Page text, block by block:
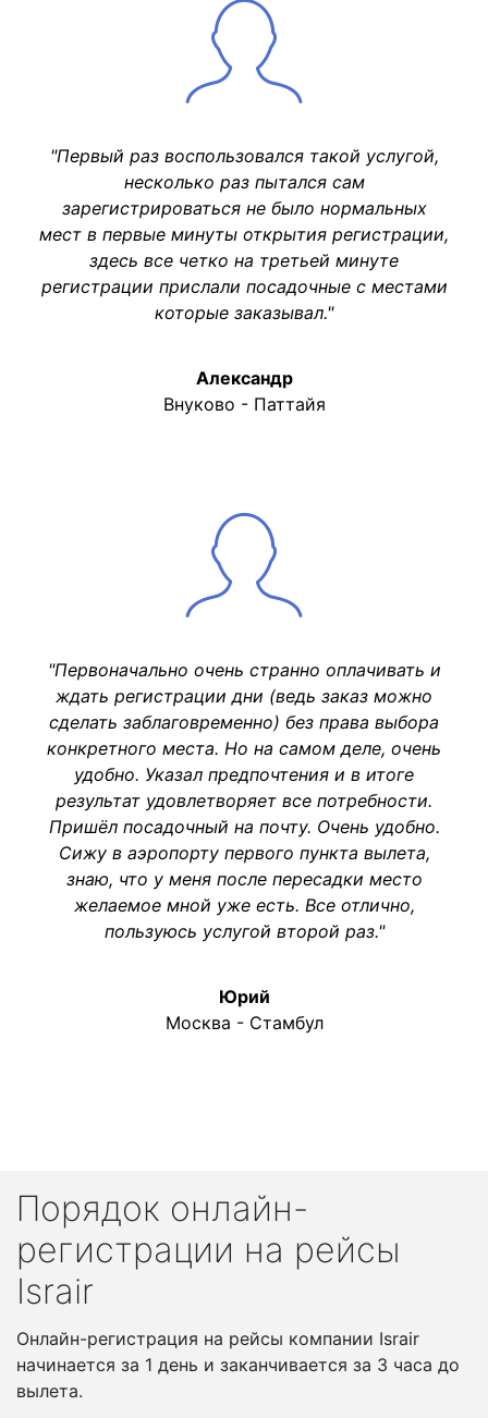
"Первый раз воспользовался такой услугой,
несколько раз пытался сам
зарегистрироваться не было нормальных
мест в первые минуты открытия регистрации,
здесь все четко на третьей минуте
регистрации прислали посадочные с местами
которые заказывал."
Александр
Внуково - Паттайя
"Первоначально очень странно оплачивать и
ждать регистрации дни (ведь заказ можно
сделать заблаговременно) без права выбора
конкретного места. Но на самом деле, очень
удобно. Указал предпочтения и в итоге
результат удовлетворяет все потребности.
Пришёл посадочный на почту. Очень удобно.
Сижу в аэропорту первого пункта вылета,
знаю, что у меня после пересадки место
желаемое мной уже есть. Все отлично,
пользуюсь услугой второй раз."
Юрий
Москва - Стамбул
Порядок онлайн-
регистрации на рейсы
Israir
Онлайн-регистрация на рейсы компании Israir
начинается за 1 день и заканчивается за 3 часа до
вылета.